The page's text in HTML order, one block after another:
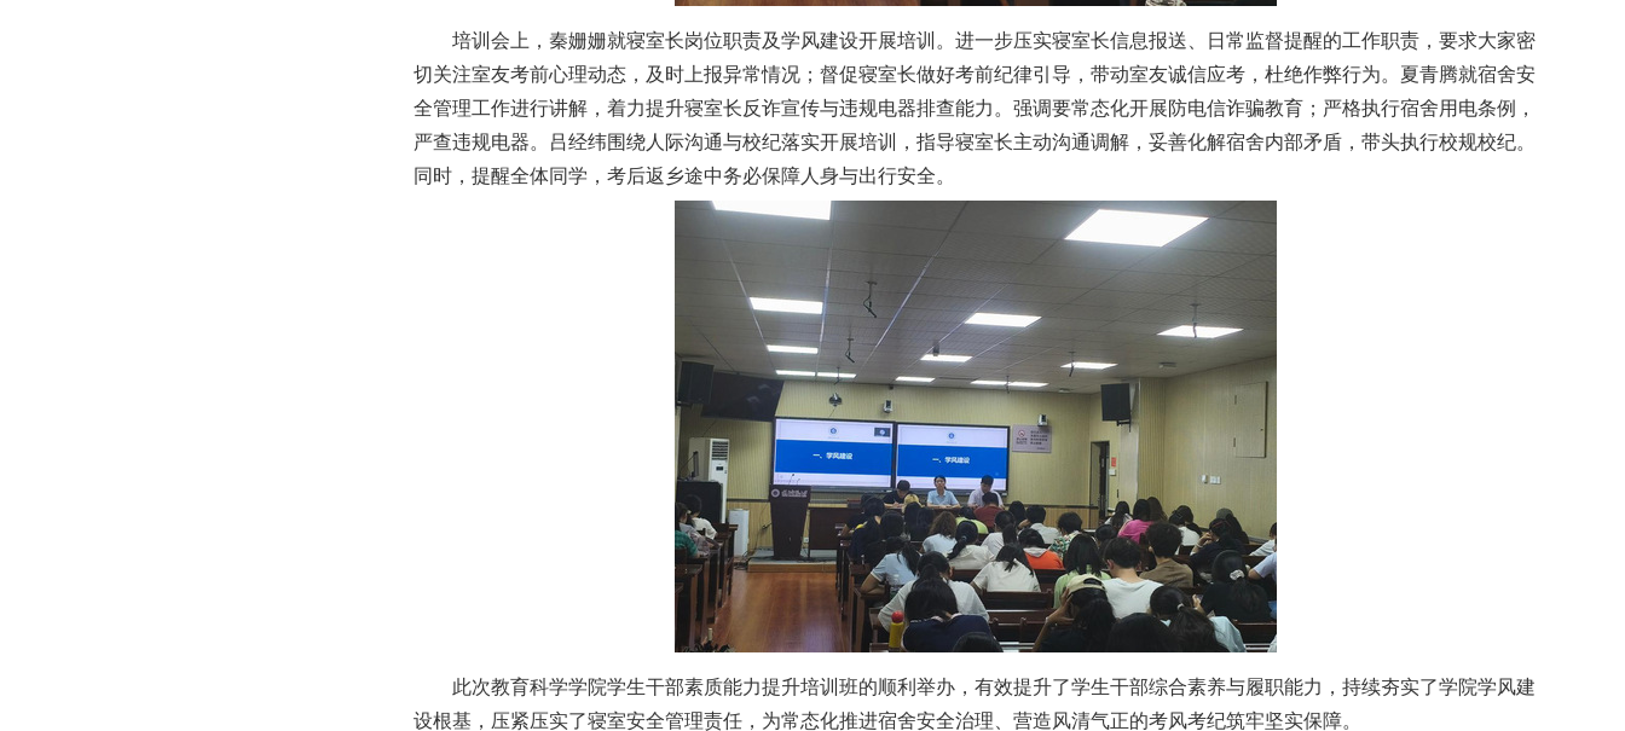
培训会上，秦姗姗就寝室长岗位职责及学风建设开展培训。进一步压实寝室长信息报送、日常监督提醒的工作职责，要求大家密
切关注室友考前心理动态， 及时 上报异常情况；督促寝室长做好考前纪律引导，带动室友诚信应考，杜绝作弊行为。 夏青腾就宿舍安
全管理工作进行讲解，着力提升寝室长反诈宣传与违规电器排查能力。强调要常态化开展防电信诈骗教育；严格执行宿舍用电条例，
严查违规电器。
吕经纬围绕 人际沟通与校纪落实开展培训，指导寝室长主动沟通调解，妥善化解宿舍内部矛盾，带头执行校规校纪。
同时 ，提醒全体同学，考后返乡途中务必保障人身与出行安全。
此次教育科学学院学生干部素质能力提升培训班的顺利举办，有效提升了学生干部综合素养与履职能力，持续夯实了学院学风建
设根基，压紧压实了寝室安全管理责任，为常态化推进宿舍安全治理、营造风清气正的考风考纪筑牢坚实保障。